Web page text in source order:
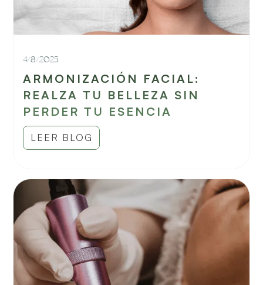
4/8/2025
ARMONIZACIÓN FACIAL:
REALZA TU BELLEZA SIN
PERDER TU ESENCIA
LEER BLOG